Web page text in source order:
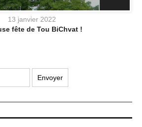
13 janvier 2022
fête de Tou BiChvat !